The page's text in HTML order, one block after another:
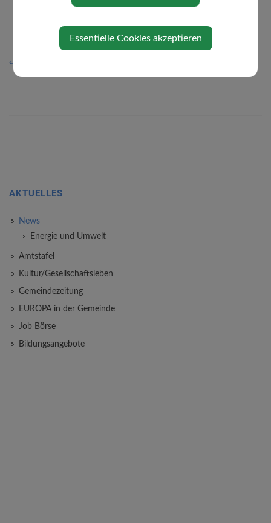
⇐ zurück
AKTUELLES
News
Energie und Umwelt
Amtstafel
Kultur/Gesellschaftsleben
Gemeindezeitung
EUROPA in der Gemeinde
Job Börse
Bildungsangebote
Essentielle Cookies akzeptieren